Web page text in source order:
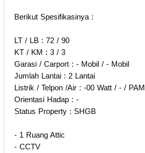
Berikut Spesifikasinya :
LT / LB : 72 / 90
KT / KM : 3 / 3
Garasi / Carport : - Mobil / - Mobil
Jumlah Lantai : 2 Lantai
Listrik / Telpon /Air : -00 Watt / - / PAM
Orientasi Hadap : -
Status Property : SHGB
- 1 Ruang Attic
- CCTV